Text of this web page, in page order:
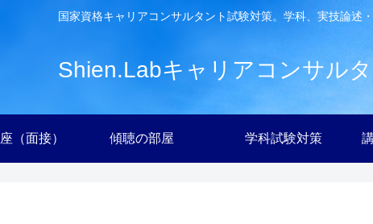
国家資格キャリアコンサルタント試験対策。学科、実技論述
Shien.Labキャリアコンサル
（面接） 傾聴の部屋 学科試験対策